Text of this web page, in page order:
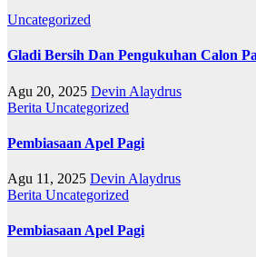
Uncategorized
Gladi Bersih Dan Pengukuhan Calon
Agu 20, 2025 Devin Alaydrus
Berita Uncategorized
Pembiasaan Apel Pagi
Agu 11, 2025 Devin Alaydrus
Berita Uncategorized
Pembiasaan Apel Pagi